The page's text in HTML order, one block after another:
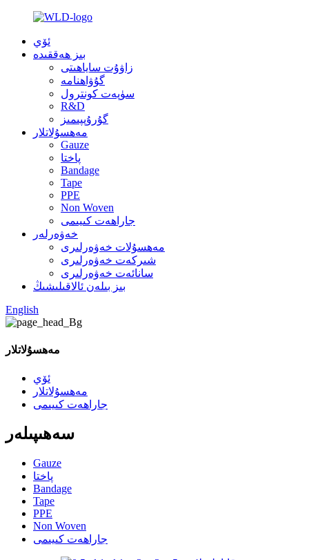
ئۆي
بىز ھەققىدە
زاۋۇت ساياھىتى
گۇۋاھنامە
سۈپەت كونترول
R&D
گۇرۇپپىمىز
مەھسۇلاتلار
Gauze
پاختا
Bandage
Tape
PPE
Non Woven
جاراھەت كىيىمى
خەۋەرلەر
مەھسۇلات خەۋەرلىرى
شىركەت خەۋەرلىرى
سانائەت خەۋەرلىرى
بىز بىلەن ئالاقىلىشىڭ
English
مەھسۇلاتلار
ئۆي
مەھسۇلاتلار
جاراھەت كىيىمى
سەھىپىلەر
Gauze
پاختا
Bandage
Tape
PPE
Non Woven
جاراھەت كىيىمى